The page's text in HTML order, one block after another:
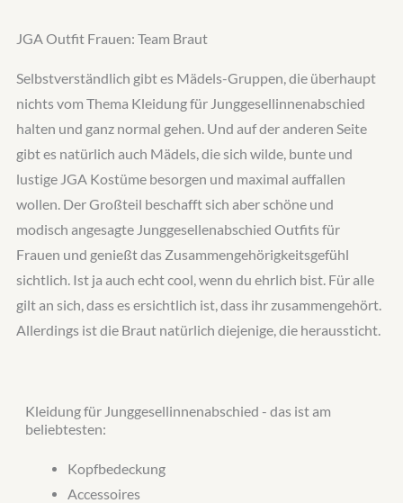
JGA Outfit Frauen: Team Braut
Selbstverständlich gibt es Mädels-Gruppen, die überhaupt
nichts vom Thema Kleidung für Junggesellinnenabschied
halten und ganz normal gehen. Und auf der anderen Seite
gibt es natürlich auch Mädels, die sich wilde, bunte und
lustige JGA Kostüme besorgen und maximal auffallen
wollen. Der Großteil beschafft sich aber schöne und
modisch angesagte Junggesellenabschied Outfits für
Frauen und genießt das Zusammengehörigkeitsgefühl
sichtlich. Ist ja auch echt cool, wenn du ehrlich bist. Für alle
gilt an sich, dass es ersichtlich ist, dass ihr zusammengehört.
Allerdings ist die Braut natürlich diejenige, die heraussticht.
Kleidung für Junggesellinnenabschied - das ist am
beliebtesten:
Kopfbedeckung
Accessoires